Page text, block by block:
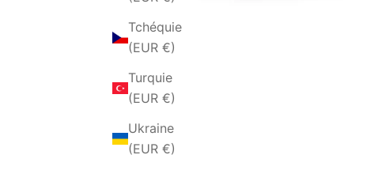
Tchéquie
(EUR €)
Turquie
(EUR €)
Ukraine
(EUR €)